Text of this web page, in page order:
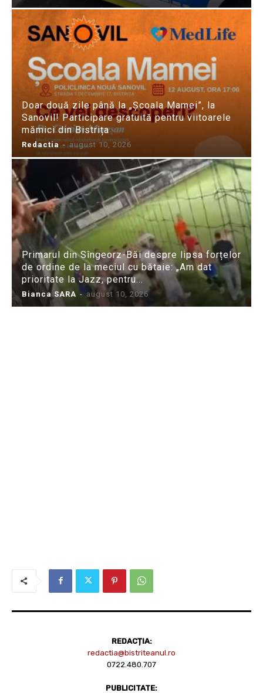
Doar două zile până la „Școala Mamei”, la
Sanovil! Participare gratuită pentru viitoarele
mămici din Bistrița
Redactia - august 10, 2026
Primarul din Sîngeorz-Băi despre lipsa forțelor
de ordine de la meciul cu bătaie: „Am dat
prioritate la Jazz, pentru...
Bianca SARA - august 10, 2026
REDACȚIA:
redactia@bistriteanul.ro
0722.480.707
PUBLICITATE: